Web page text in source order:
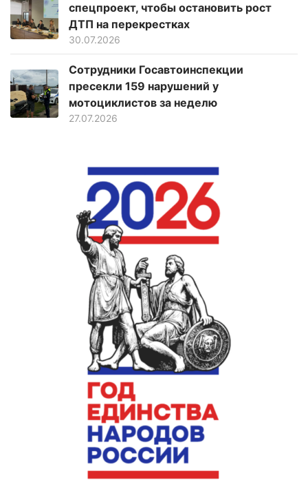
спецпроект, чтобы остановить рост
ДТП на перекрестках
30.07.2026
Сотрудники Госавтоинспекции
пресекли 159 нарушений у
мотоциклистов за неделю
27.07.2026